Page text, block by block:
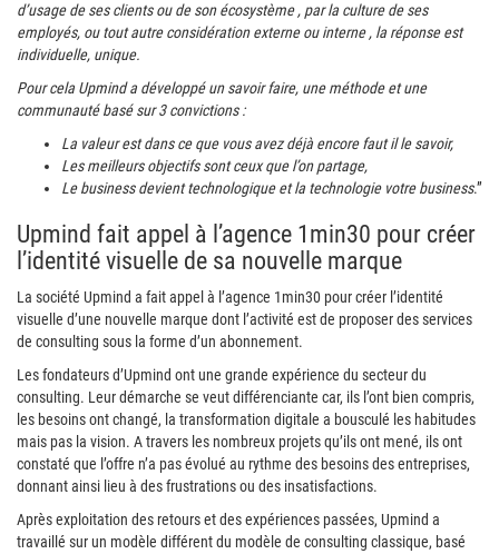
d’usage de ses clients ou de son écosystème , par la culture de ses
employés, ou tout autre considération externe ou interne , la réponse est
individuelle, unique.
Pour cela Upmind a développé un savoir faire, une méthode et une
communauté basé sur 3 convictions :
La valeur est dans ce que vous avez déjà encore faut il le savoir,
Les meilleurs objectifs sont ceux que l’on partage,
Le business devient technologique et la technologie votre business.”
Upmind fait appel à l’agence 1min30 pour créer
l’identité visuelle de sa nouvelle marque
La société Upmind a fait appel à l’agence 1min30 pour créer l’identité
visuelle d’une nouvelle marque dont l’activité est de proposer des services
de consulting sous la forme d’un abonnement.
Les fondateurs d’Upmind ont une grande expérience du secteur du
consulting. Leur démarche se veut différenciante car, ils l’ont bien compris,
les besoins ont changé, la transformation digitale a bousculé les habitudes
mais pas la vision. A travers les nombreux projets qu’ils ont mené, ils ont
constaté que l’offre n’a pas évolué au rythme des besoins des entreprises,
donnant ainsi lieu à des frustrations ou des insatisfactions.
Après exploitation des retours et des expériences passées, Upmind a
travaillé sur un modèle différent du modèle de consulting classique, basé